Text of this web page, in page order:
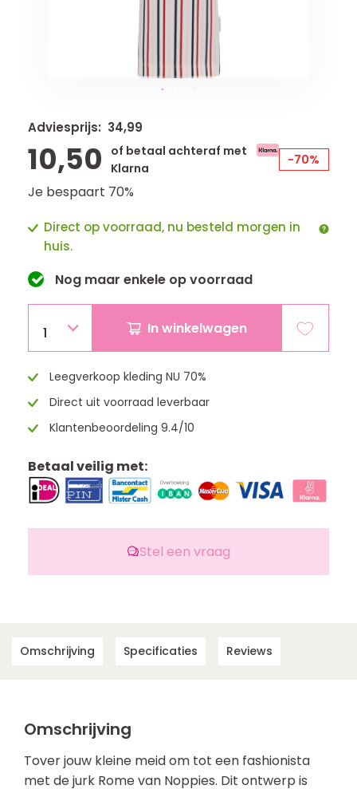
Schommelstoelen en wipstoeltjes
Adviesprijs: 34,99
10,50
of betaal achteraf met
Klarna
-70%
Je bespaart 70%
Direct op voorraad, nu besteld morgen in
huis.
Nog maar enkele op voorraad
1 In winkelwagen
Leegverkoop kleding NU 70%
Direct uit voorraad leverbaar
Klantenbeoordeling 9.4/10
Betaal veilig met:
Stel een vraag
Omschrijving Specificaties Reviews
Omschrijving
Tover jouw kleine meid om tot een fashionista
met de jurk Rome van Noppies. Dit ontwerp is